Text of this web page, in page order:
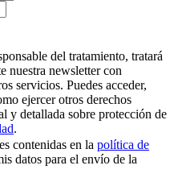
del tratamiento, tratará
nuestra newsletter con
servicios. Puedes acceder,
ejercer otros derechos
y detallada sobre protección de
.
contenidas en la política de
datos para el envío de la